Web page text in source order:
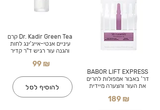
Dr. Kadir Green Tea קרם
עיניים אנטי-אייג'ינג לחות
והגנה עור רגיש ד"ר קדיר
99 ₪
להוסיף לסל
BABOR LIFT EXPRESS
דר' באבור אמפולות להרים
את העור והצערה מיידית
189 ₪